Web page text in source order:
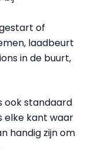
of
laadbeurt
in de buurt,
ook standaard
elke kant waar
handig zijn om